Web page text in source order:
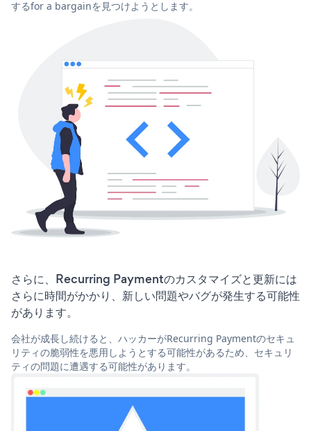
するfor a bargainを見つけようとします。
さらに、Recurring Paymentのカスタマイズと更新には
さらに時間がかかり、新しい問題やバグが発生する可能性
があります。
会社が成長し続けると、ハッカーがRecurring Paymentのセキュ
リティの脆弱性を悪用しようとする可能性があるため、セキュリ
ティの問題に遭遇する可能性があります。